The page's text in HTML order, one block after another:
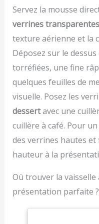
Servez la mousse
verrines transparentes
texture aérienne et la
Déposez sur le
torréfiées, une fine
quelques feuilles de
visuelle. Posez les
dessertavec une
cuillère à café. Pour
des verrines hautes
hauteur à la
Où trouver la
présentation parfaite ?